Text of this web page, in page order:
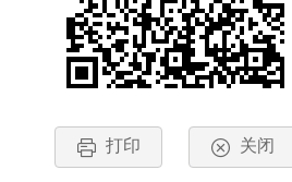
打印 关闭